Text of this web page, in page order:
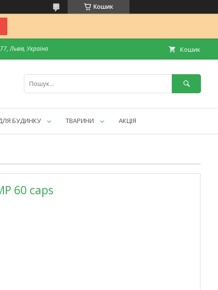
Кошик
Львів, Україна Кошик
БУДИНКУ ТВАРИНИ АКЦІЯ
60 caps